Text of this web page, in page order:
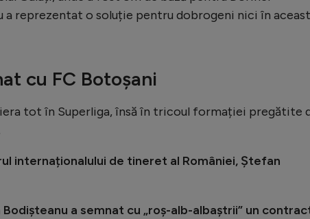
a reprezentat o soluție pentru dobrogeni nici în
cu FC Botoșani
tot în Superliga, însă în tricoul formației pregătite
internaționalului de tineret al României, Ștefan
a semnat cu „roș-alb-albaștrii” un